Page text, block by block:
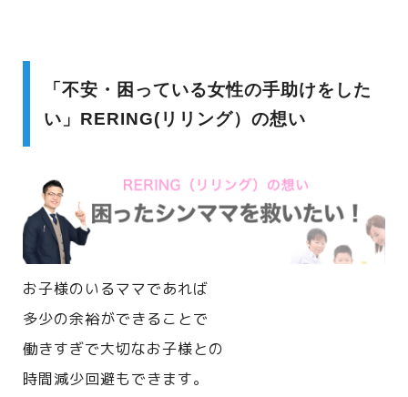
「不安・困っている女性の手助けをした
い」RERING(リリング）の想い
お子様のいるママであれば
多少の余裕ができることで
働きすぎで大切なお子様との
時間減少回避もできます。